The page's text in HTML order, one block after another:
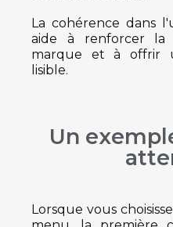
La cohérence dans
aide à renforcer la
marque et à offrir
lisible.
Un
Lorsque vous